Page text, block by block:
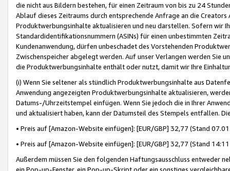
die nicht aus Bildern bestehen, für einen Zeitraum von bis zu 24
Ablauf dieses Zeitraums durch entsprechende Anfrage an die
Produktwerbungsinhalte aktualisieren und neu darstellen. Sofern wir
Standardidentifikationsnummern (ASINs) für einen unbestimmten
Kundenanwendung, dürfen unbeschadet des Vorstehenden
Zwischenspeicher abgelegt werden. Auf unser Verlangen werden Sie
die Produktwerbungsinhalte enthält oder nutzt, damit wir Ihre
(i) Wenn Sie seltener als stündlich Produktwerbungsinhalte aus
Anwendung angezeigten Produktwerbungsinhalte aktualisieren,
Datums-/Uhrzeitstempel einfügen. Wenn Sie jedoch die in Ihrer
und aktualisiert haben, kann der Datumsteil des Stempels entfallen.
• Preis auf [Amazon-Website einfügen]: [EUR/GBP] 32,77 (Stand
• Preis auf [Amazon-Website einfügen]: [EUR/GBP] 32,77 (Stand
Außerdem müssen Sie den folgenden Haftungsausschluss entweder
ein Pop-up-Fenster, ein Pop-up-Skript oder ein sonstiges